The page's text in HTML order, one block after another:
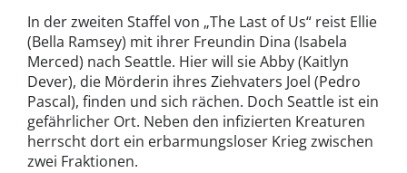
In der zweiten Staffel von „The Last of Us“ reist Ellie
(Bella Ramsey) mit ihrer Freundin Dina (Isabela
Merced) nach Seattle. Hier will sie Abby (Kaitlyn
Dever), die Mörderin ihres Ziehvaters Joel (Pedro
Pascal), finden und sich rächen. Doch Seattle ist ein
gefährlicher Ort. Neben den infizierten Kreaturen
herrscht dort ein erbarmungsloser Krieg zwischen
zwei Fraktionen.